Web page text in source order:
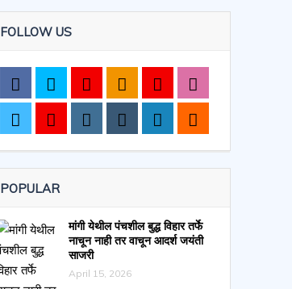
FOLLOW US
POPULAR
मांगी येथील पंचशील बुद्ध विहार तर्फे
नाचून नाही तर वाचून आदर्श जयंती
साजरी
April 15, 2026